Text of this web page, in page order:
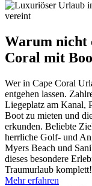
Warum nicht
Coral mit
Wer in Cape Coral
entgehen lassen.
Liegeplatz am Kanal,
Boot zu mieten und
erkunden. Beliebte
herrliche Golf- und
Myers Beach und
dieses besondere
Traumurlaub komplett!
Mehr erfahren